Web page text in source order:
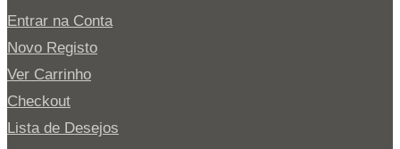
Entrar na Conta
Novo Registo
Ver Carrinho
Checkout
Lista de Desejos